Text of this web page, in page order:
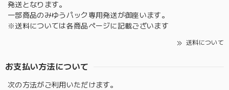
発送となります。
一部商品のみゆうパック専用発送が御座います。
※送料については各商品ページに記載ございます
送料について
お支払い方法について
次の方法がご利用いただけます。